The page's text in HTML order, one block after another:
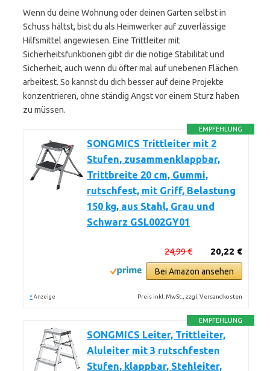
Wenn du deine Wohnung oder deinen Garten selbst in
Schuss hältst, bist du als Heimwerker auf zuverlässige
Hilfsmittel angewiesen. Eine Trittleiter mit
Sicherheitsfunktionen gibt dir die nötige Stabilität und
Sicherheit, auch wenn du öfter mal auf unebenen Flächen
arbeitest. So kannst du dich besser auf deine Projekte
konzentrieren, ohne ständig Angst vor einem Sturz haben
zu müssen.
EMPFEHLUNG
SONGMICS Trittleiter mit 2
Stufen, zusammenklappbar,
Trittbreite 20 cm, Gummi,
rutschfest, mit Griff, Belastung
150 kg, aus Stahl, Grau und
Schwarz GSL002GY01
20,22 €
24,99 €
Bei Amazon ansehen
* Anzeige Preis inkl. MwSt., zzgl. Versandkosten
EMPFEHLUNG
SONGMICS Leiter, Trittleiter,
Aluleiter mit 3 rutschfesten
Stufen, klappbar, Stehleiter,